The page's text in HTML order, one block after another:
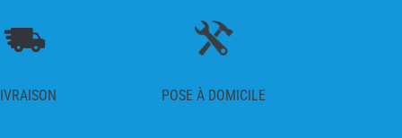
POSE À DOMICILE